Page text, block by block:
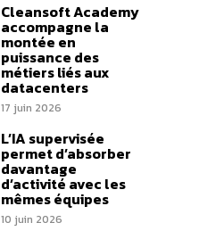
Cleansoft Academy
accompagne la
montée en
puissance des
métiers liés aux
datacenters
17 juin 2026
L’IA supervisée
permet d’absorber
davantage
d’activité avec les
mêmes équipes
10 juin 2026